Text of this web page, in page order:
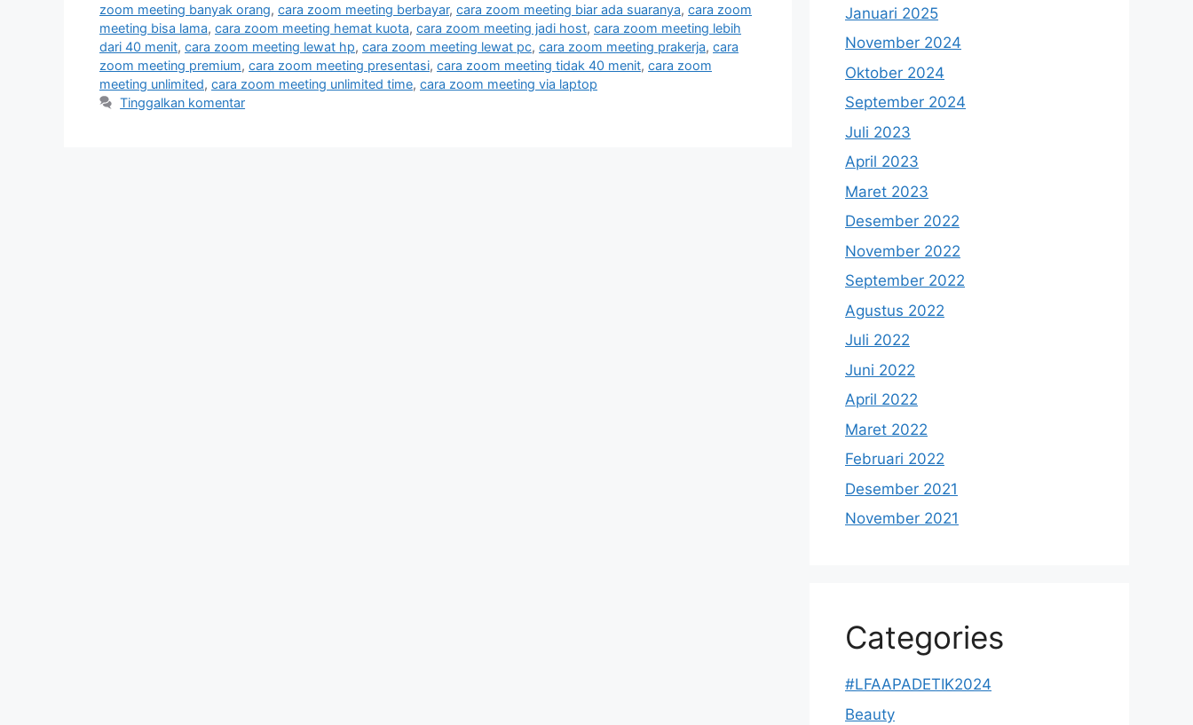
zoom meeting banyak orang, cara zoom meeting berbayar, cara zoom meeting biar ada suaranya, cara zoom
meeting bisa lama, cara zoom meeting hemat kuota, cara zoom meeting jadi host, cara zoom meeting lebih
dari 40 menit, cara zoom meeting lewat hp, cara zoom meeting lewat pc, cara zoom meeting prakerja, cara
zoom meeting premium, cara zoom meeting presentasi, cara zoom meeting tidak 40 menit, cara zoom
meeting unlimited, cara zoom meeting unlimited time, cara zoom meeting via laptop
Tinggalkan komentar
Januari 2025
November 2024
Oktober 2024
September 2024
Juli 2023
April 2023
Maret 2023
Desember 2022
November 2022
September 2022
Agustus 2022
Juli 2022
Juni 2022
April 2022
Maret 2022
Februari 2022
Desember 2021
November 2021
Categories
#LFAAPADETIK2024
Beauty